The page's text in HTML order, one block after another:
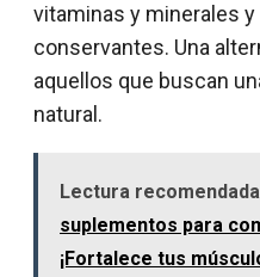
vitaminas y minerales
conservantes. Una
aquellos que buscan
natural.
Lectura
suplementos para
¡Fortalece tus